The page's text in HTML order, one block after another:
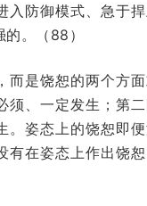
入防御模式、急于
。（88）
而是饶恕的两个方
须、一定发生；第二
。姿态上的饶恕即
有在姿态上作出饶